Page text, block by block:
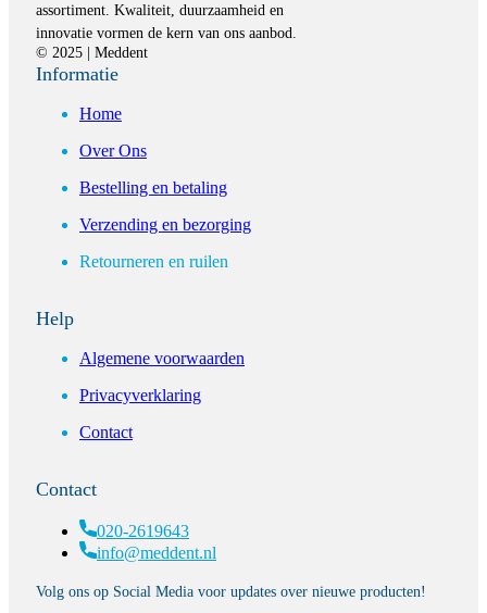
assortiment. Kwaliteit, duurzaamheid en
innovatie vormen de kern van ons aanbod.
© 2025 | Meddent
Informatie
Home
Over Ons
Bestelling en betaling
Verzending en bezorging
Retourneren en ruilen
Help
Algemene voorwaarden
Privacyverklaring
Contact
Contact
020-2619643
info@meddent.nl
Volg ons op Social Media voor updates over nieuwe producten!